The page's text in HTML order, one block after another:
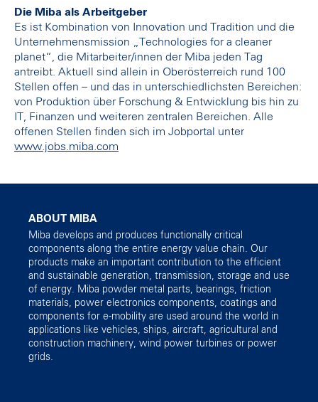
Die Miba als Arbeitgeber
Es ist Kombination von Innovation und Tradition und die
Unternehmensmission „Technologies for a cleaner
planet“, die Mitarbeiter/innen der Miba jeden Tag
antreibt. Aktuell sind allein in Oberösterreich rund 100
Stellen offen – und das in unterschiedlichsten Bereichen:
von Produktion über Forschung & Entwicklung bis hin zu
IT, Finanzen und weiteren zentralen Bereichen. Alle
offenen Stellen finden sich im Jobportal unter
www.jobs.miba.com
ABOUT MIBA
Miba develops and produces functionally critical
components along the entire energy value chain. Our
products make an important contribution to the efficient
and sustainable generation, transmission, storage and use
of energy. Miba powder metal parts, bearings, friction
materials, power electronics components, coatings and
components for e-mobility are used around the world in
applications like vehicles, ships, aircraft, agricultural and
construction machinery, wind power turbines or power
grids.